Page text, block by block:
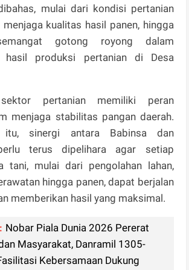
mulai dari kondisi pertanian
menjaga kualitas hasil panen, hingga
gotong royong dalam
hasil produksi pertanian di Desa
sektor pertanian memiliki peran
menjaga stabilitas pangan daerah.
itu, sinergi antara Babinsa dan
terus dipelihara agar setiap
tani, mulai dari pengolahan lahan,
hingga panen, dapat berjalan
memberikan hasil yang maksimal.
Nobar Piala Dunia 2026 Pererat
Masyarakat, Danramil 1305-
Kebersamaan Dukung